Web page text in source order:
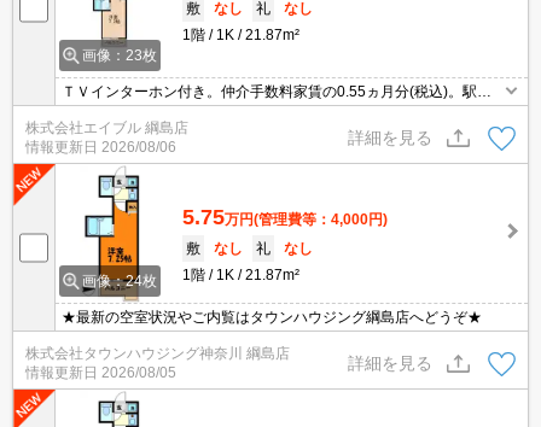
画像：23枚
敷
なし 礼
なし
1階
1K 21.87m²
ＴＶインターホン付き。仲介手数料家賃の0.55ヵ月分(税込)。駅ま
で平坦。1年未満で解約の場合は、家賃1ヶ月分の違約金。敷金・礼
金なし。温水洗浄便座付き。
株式会社エイブル 綱島店
情報更新日 2026/08/06
詳細を見る
画像：24枚
5.75万円(管理費等：4,000円)
敷
なし 礼
なし
1階
1K 21.87m²
★最新の空室状況やご内覧はタウンハウジング綱島店へどうぞ★
株式会社タウンハウジング神奈川 綱島店
情報更新日 2026/08/05
詳細を見る